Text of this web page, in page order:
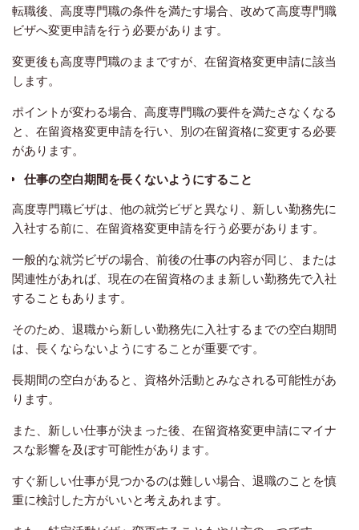
転職後、高度専門職の条件を満たす場合、改めて高度専門職
ビザへ変更申請を行う必要があります。
変更後も高度専門職のままですが、在留資格変更申請に該当
します。
ポイントが変わる場合、高度専門職の要件を満たさなくなる
と、在留資格変更申請を行い、別の在留資格に変更する必要
があります。
仕事の空白期間を長くないようにすること
高度専門職ビザは、他の就労ビザと異なり、新しい勤務先に
入社する前に、在留資格変更申請を行う必要があります。
一般的な就労ビザの場合、前後の仕事の内容が同じ、または
関連性があれば、現在の在留資格のまま新しい勤務先で入社
することもあります。
そのため、退職から新しい勤務先に入社するまでの空白期間
は、長くならないようにすることが重要です。
長期間の空白があると、資格外活動とみなされる可能性があ
ります。
また、新しい仕事が決まった後、在留資格変更申請にマイナ
スな影響を及ぼす可能性があります。
すぐ新しい仕事が見つかるのは難しい場合、退職のことを慎
重に検討した方がいいと考えあれます。